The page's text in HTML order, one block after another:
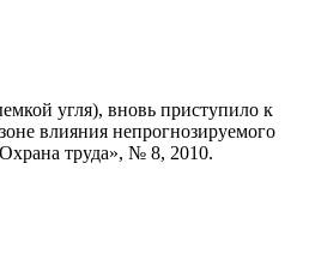
угля), вновь приступило к
влияния непрогнозируемого
труда», № 8, 2010.